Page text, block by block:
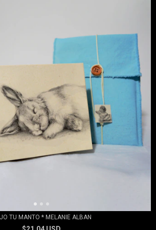
TU MANTO * MELANIE ALBAN